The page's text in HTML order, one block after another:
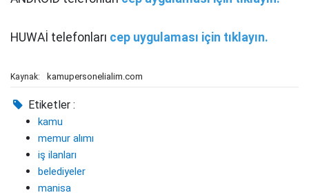
HUWAİ telefonları cep uygulaması için tıklayın.
Kaynak: kamupersonelialim.com
Etiketler :
kamu
memur alımı
iş ilanları
belediyeler
manisa